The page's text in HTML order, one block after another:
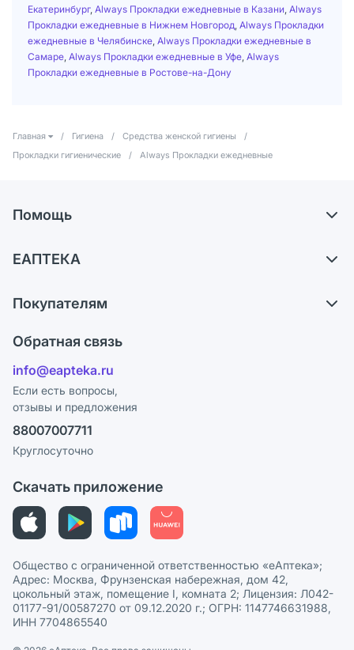
Екатеринбург, Always Прокладки ежедневные в Казани Always
Прокладки ежедневные в Нижнем Новгород Always Прокладки
ежедневные в Челябинске Always Прокладки ежедневные в
Самаре Always Прокладки ежедневные в Уфе Always
Прокладки ежедневные в Ростове-на-Дону
Главная / Гигиена / Средства женской гигиены
/
Прокладки гигиенические
/ Always Прокладки ежедневные
Помощь
Самовывоз из аптек
Ответы на вопросы
Блог
ЕАПТЕКА
Карьера
Поставщики
Лицензия
Реклама на сайте
Ваши товары на ЕАПТЕКЕ
Покупателям
Программа СберСпасибо
Политика конфиденциальности
Пользовательское соглашение
Политика рекомендаций
Этика и соответствие
Политика в отношении обработки персональных данных
Обратная связь
info@eapteka.ru
Если есть вопросы,
отзывы и предложения
88007007711
Круглосуточно
Скачать приложение
Общество с ограниченной ответственностью «еАптека»;
Адрес: Москва, Фрунзенская набережная, дом 42,
цокольный этаж, помещение I, комната 2; Лицензия: Л042-
01177-91/00587270 от 09.12.2020 г.; ОГРН: 1147746631988,
ИНН 7704865540